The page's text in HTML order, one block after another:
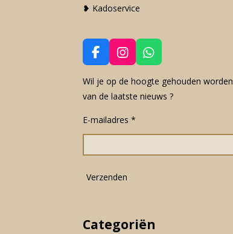
❥ Kadoservice
F
a
c
e
o
o
I
n
s
t
g
r
m
W
h
a
t
p
Wil je op de hoogte gehouden worden
van de laatste nieuws ?
E-mailadres *
Verzenden
Categoriën